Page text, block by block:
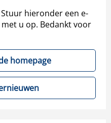
hieronder een e-
u op. Bedankt voor
homepage